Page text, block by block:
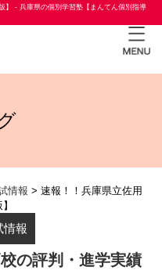
】 - 兵庫県の個別学習塾【まんてん個別指導
中学
高校
情報 >速報！！兵庫県立佐用
情報
の評判・進学実績